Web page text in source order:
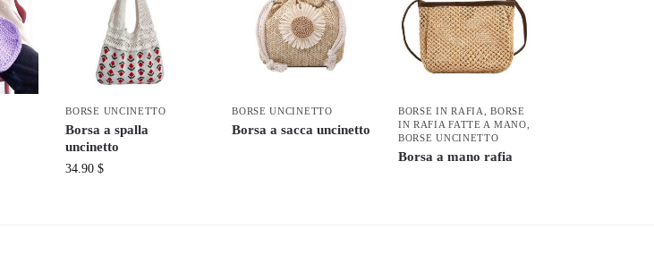
BORSE UNCINETTO
Borsa a spalla
uncinetto
34.90$
BORSE UNCINETTO
Borsa a sacca uncinetto
BORSE IN RAFIA ,BORSE
IN RAFIA FATTE A MANO
BORSE UNCINETTO
Borsa a mano rafia